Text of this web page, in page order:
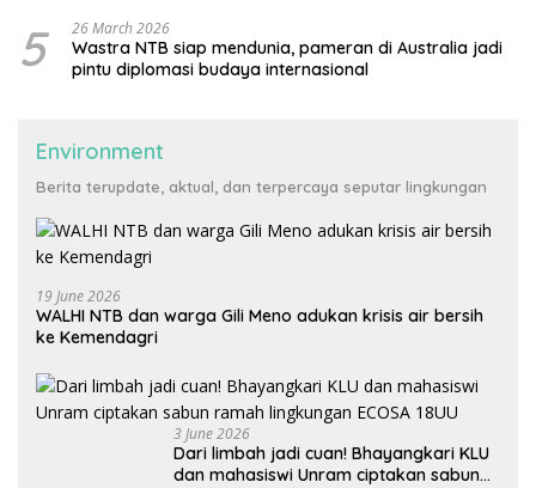
5 26 March 2026
Wastra NTB siap mendunia, pameran di Australia jadi
pintu diplomasi budaya internasional
Environment
Berita terupdate, aktual, dan terpercaya seputar lingkungan
19 June 2026
WALHI NTB dan warga Gili Meno adukan krisis air bersih
ke Kemendagri
3 June 2026
Dari limbah jadi cuan! Bhayangkari KLU
dan mahasiswi Unram ciptakan sabun